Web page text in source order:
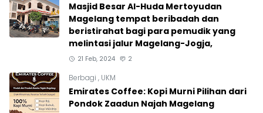
Masjid Besar Al-Huda Mertoyudan
Magelang tempat beribadah dan
beristirahat bagi para pemudik yang
melintasi jalur Magelang-Jogja,
21 Feb, 2024 2
Berbagi , UKM
Emirates Coffee: Kopi Murni Pilihan dari
Pondok Zaadun Najah Magelang